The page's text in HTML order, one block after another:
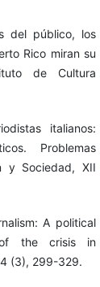
del público, los
Rico miran su
de Cultura
italianos:
Problemas
y Sociedad, XII
A political
of the crisis in
(3), 299-329.